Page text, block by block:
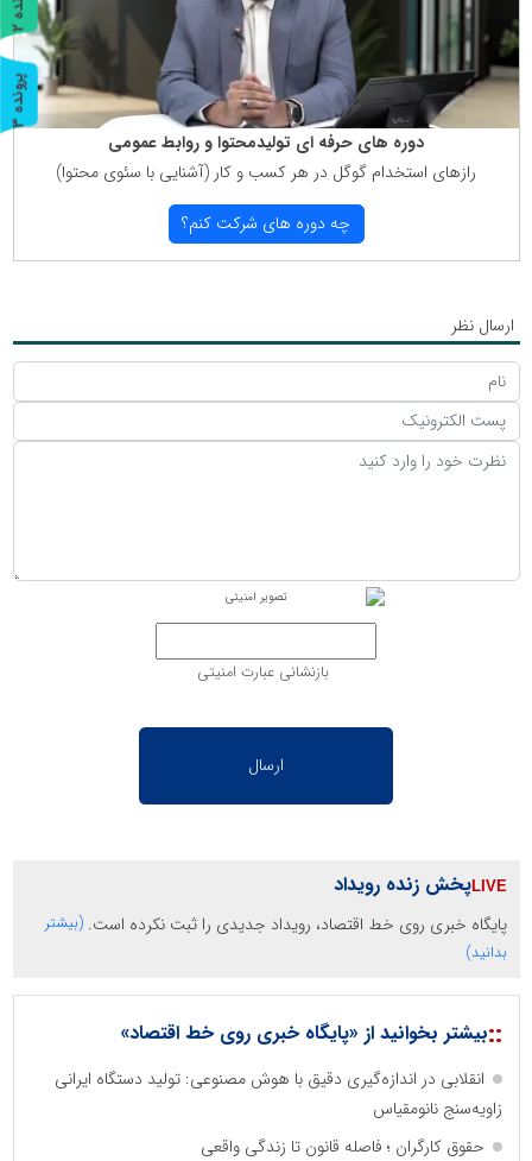
دوره های حرفه ای تولیدمحتوا و روابط عمومی
رازهای استخدام گوگل در هر كسب و كار (آشنایی با سئوی محتوا)
چه دوره های شركت كنم؟
ارسال نظر
بازنشانی عبارت امنیتی
پخش زنده رویداد
پایگاه خبری روی خط اقتصاد، رویداد جدیدی را ثبت نکرده است. (بیشتر
بدانید)
::بیشتر بخوانید از «پایگاه خبری روی خط اقتصاد»
انقلابی در اندازه‌گیری دقیق با هوش مصنوعی: تولید دستگاه ایرانی
زاویه‌سنج نانومقیاس
حقوق کارگران ؛ فاصله قانون تا زندگی واقعی
ر
و
ن
د
ه
پ
ر
و
ن
د
ه
3